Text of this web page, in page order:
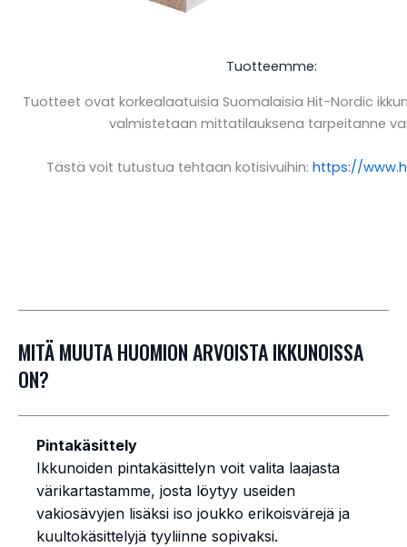
Tuotteemme:
Tuotteet ovat korkealaatuisia Suomalaisia Hit-Nordic
valmistetaan mittatilauksena tarpeitanne
Tästä voit tutustua tehtaan kotisivuihin: https://
MITÄ MUUTA HUOMION ARVOISTA IKKUNOISSA
ON?
Pintakäsittely
Ikkunoiden pintakäsittelyn voit valita laajasta
värikartastamme, josta löytyy useiden
vakiosävyjen lisäksi iso joukko erikoisvärejä ja
kuultokäsittelyjä tyyliinne sopivaksi.